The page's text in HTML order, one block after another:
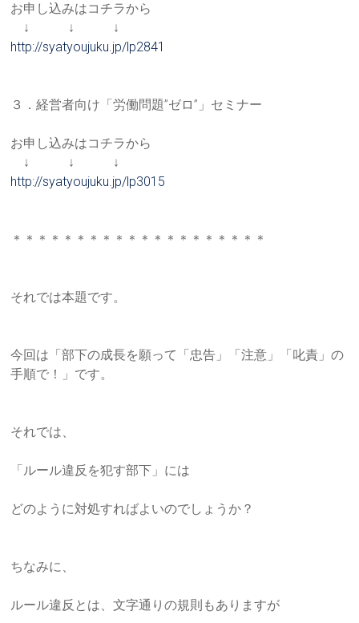
お申し込みはコチラから
↓ ↓ ↓
http://syatyoujuku.jp/lp2841
３．経営者向け「労働問題”ゼロ”」セミナー
お申し込みはコチラから
↓ ↓ ↓
http://syatyoujuku.jp/lp3015
＊＊＊＊＊＊＊＊＊＊＊＊＊＊＊＊＊＊＊＊
それでは本題です。
今回は「部下の成長を願って「忠告」「注意」「叱責」の
手順で！
」です。
それでは、
「ルール違反を犯す部下」には
どのように対処すればよいのでしょうか？
ちなみに、
ルール違反とは、文字通りの規則もありますが